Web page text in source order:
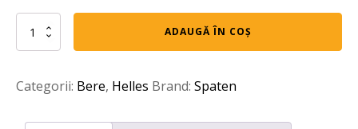
Cantitate
ADAUGĂ ÎN COȘ
Categorii: Bere, Helles Brand: Spaten